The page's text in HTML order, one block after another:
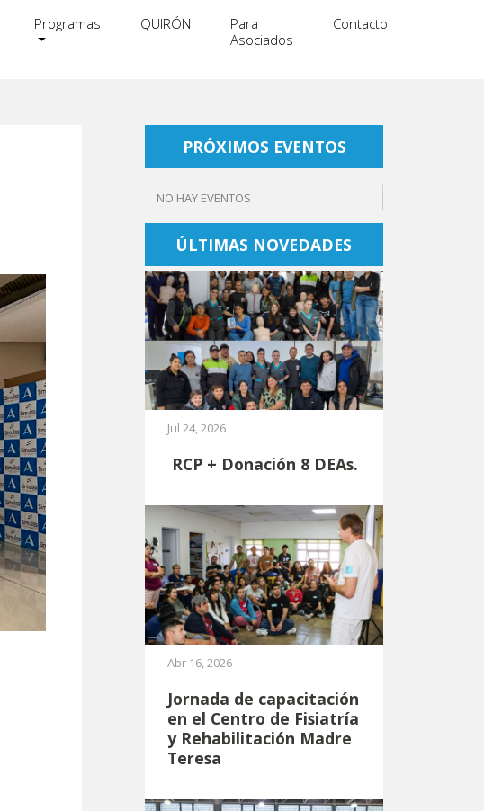
Programas QUIRÓN
Para
Asociados
Contacto
PRÓXIMOS EVENTOS
NO HAY EVENTOS
ÚLTIMAS NOVEDADES
Jul 24, 2026
RCP + Donación 8 DEAs.
Abr 16, 2026
Jornada de capacitación
en el Centro de Fisiatría
y Rehabilitación Madre
Teresa